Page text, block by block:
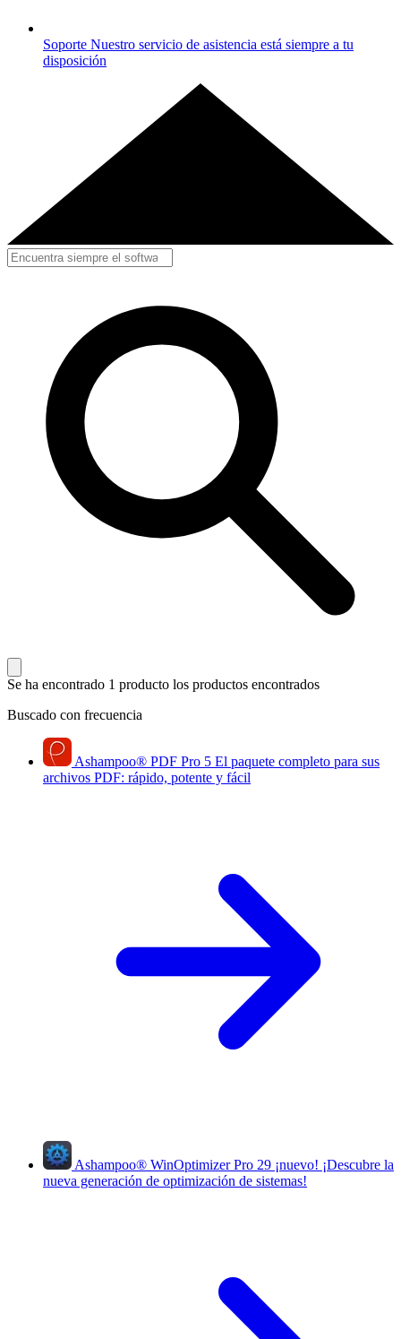
Soporte Nuestro servicio de asistencia está siempre a tu
disposición
Se ha encontrado 1 producto los productos encontrados
Buscado con frecuencia
Ashampoo® PDF Pro 5 El paquete completo para sus
archivos PDF: rápido, potente y fácil
Ashampoo® WinOptimizer Pro 29 ¡nuevo! ¡Descubre la
nueva generación de optimización de sistemas!